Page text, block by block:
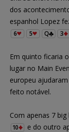
dos
espanhol Lopez
6
5 Q 3
Em quinto ficaria
lugar no Main
europeu
feito notável.
Com apenas 7
10
e do outro